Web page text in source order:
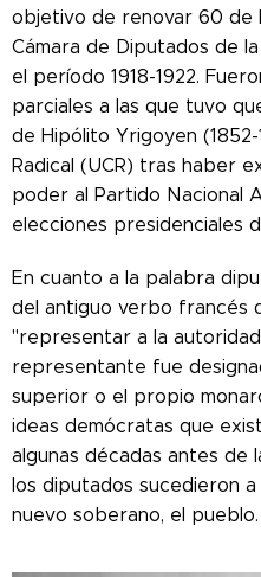
objetivo de renovar 60 de
Cámara de Diputados de
el período 1918-1922.
parciales a las que tuvo
de Hipólito Yrigoyen (1852-
Radical (UCR) tras haber
poder al Partido Nacional
elecciones presidenciales
En cuanto a la palabra
del antiguo verbo francés
"representar a la
representante fue
superior o el propio
ideas demócratas que
algunas décadas antes de
los diputados sucedieron
nuevo soberano, el pueblo.